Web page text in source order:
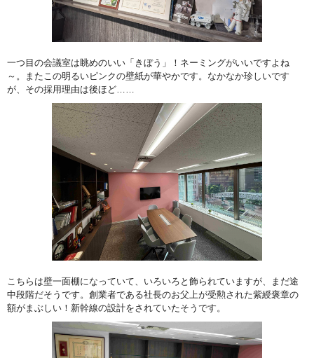
一つ目の会議室は眺めのいい「きぼう」！ネーミングがいいですよね
～。またこの明るいピンクの壁紙が華やかです。なかなか珍しいです
が、その採用理由は後ほど……
こちらは壁一面棚になっていて、いろいろと飾られていますが、まだ途
中段階だそうです。創業者である社長のお父上が受勲された紫綬褒章の
額がまぶしい！新幹線の設計をされていたそうです。